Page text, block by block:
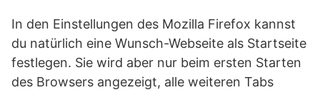
In den Einstellungen des Mozilla Firefox kannst
du natürlich eine Wunsch-Webseite als Startseite
festlegen. Sie wird aber nur beim ersten Starten
des Browsers angezeigt, alle weiteren Tabs